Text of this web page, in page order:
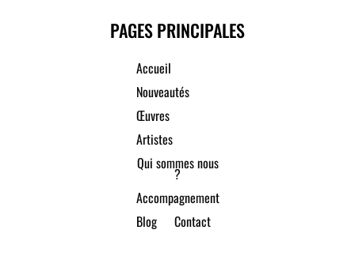
PAGES PRINCIPALES
Accueil
Nouveautés
Œuvres
Artistes
Qui sommes nous
?
Accompagnement
Blog
Contact